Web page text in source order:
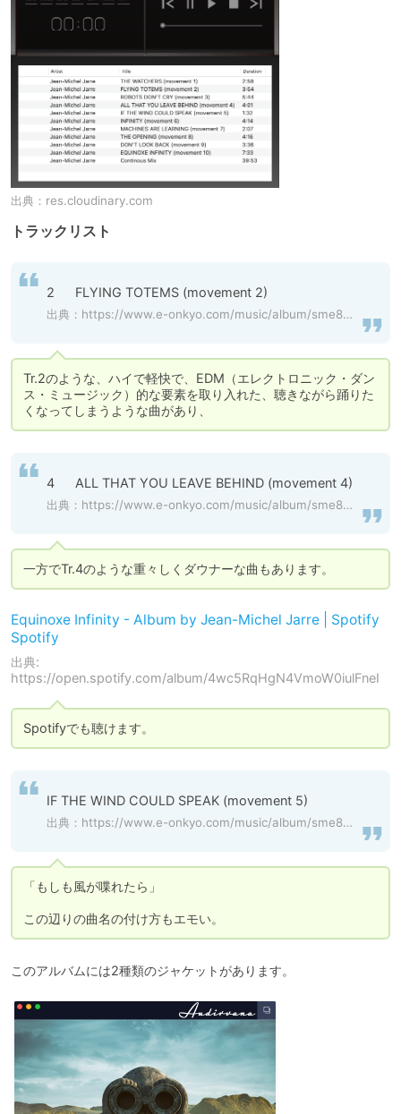
出典： res.cloudinary.com
トラックリスト
2	FLYING TOTEMS (movement 2)
出典： https://www.e-onkyo.com/music/album/sme886447179536/
Tr.2のような、ハイで軽快で、EDM（エレクトロニック・ダン
ス・ミュージック）的な要素を取り入れた、聴きながら踊りた
くなってしまうような曲があり、
4	ALL THAT YOU LEAVE BEHIND (movement 4)
出典： https://www.e-onkyo.com/music/album/sme886447179536/
一方でTr.4のような重々しくダウナーな曲もあります。
Equinoxe Infinity - Album by Jean-Michel Jarre | Spotify
Spotify
出典:
https://open.spotify.com/album/4wc5RqHgN4VmoW0iulFneI
Spotifyでも聴けます。
IF THE WIND COULD SPEAK (movement 5)
出典： https://www.e-onkyo.com/music/album/sme886447179536/
「もしも風が喋れたら」
この辺りの曲名の付け方もエモい。
このアルバムには2種類のジャケットがあります。